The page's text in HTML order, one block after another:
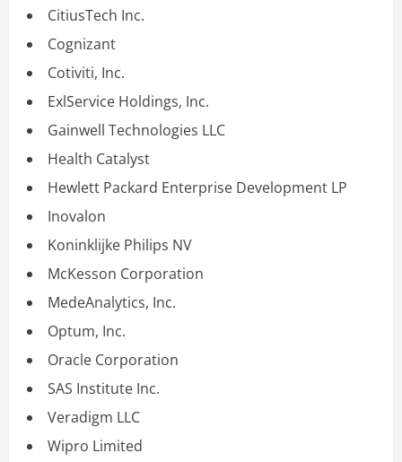
CitiusTech Inc.
Cognizant
Cotiviti, Inc.
ExlService Holdings, Inc.
Gainwell Technologies LLC
Health Catalyst
Hewlett Packard Enterprise Development LP
Inovalon
Koninklijke Philips NV
McKesson Corporation
MedeAnalytics, Inc.
Optum, Inc.
Oracle Corporation
SAS Institute Inc.
Veradigm LLC
Wipro Limited